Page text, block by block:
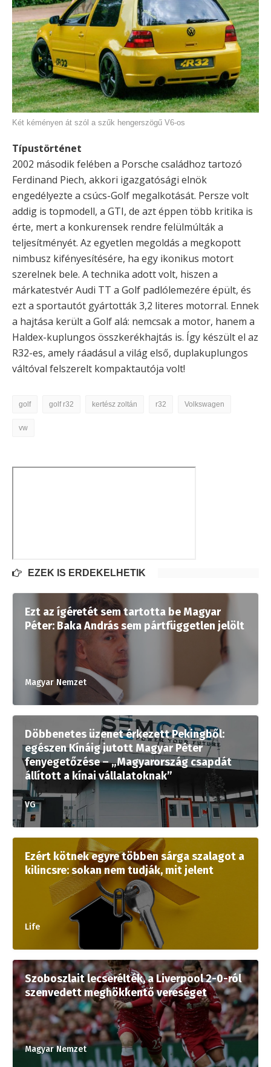
Két kéményen át szól a szűk hengerszögű V6-os
Típustörténet
2002 második felében a Porsche családhoz tartozó
Ferdinand Piech, akkori igazgatósági elnök
engedélyezte a csúcs-Golf megalkotását. Persze volt
addig is topmodell, a GTI, de azt éppen több kritika is
érte, mert a konkurensek rendre felülmúlták a
teljesítményét. Az egyetlen megoldás a megkopott
nimbusz kifényesítésére, ha egy ikonikus motort
szerelnek bele. A technika adott volt, hiszen a
márkatestvér Audi TT a Golf padlólemezére épült, és
ezt a sportautót gyártották 3,2 literes motorral. Ennek
a hajtása került a Golf alá: nemcsak a motor, hanem a
Haldex-kuplungos összkerékhajtás is. Így készült el az
R32-es, amely ráadásul a világ első, duplakuplungos
váltóval felszerelt kompaktautója volt!
golf golf r32 kertész zoltán r32 Volkswagen
vw
EZEK IS ÉRDEKELHETIK
Ezt az ígéretét sem tartotta be Magyar
Péter: Baka András sem pártfüggetlen jelölt
Magyar Nemzet
Döbbenetes üzenet érkezett Pekingből:
egészen Kínáig jutott Magyar Péter
fenyegetőzése – „Magyarország csapdát
állított a kínai vállalatoknak”
VG
Ezért kötnek egyre többen sárga szalagot a
kilincsre: sokan nem tudják, mit jelent
Life
Szoboszlait lecserélték, a Liverpool 2-0-ról
szenvedett meghökkentő vereséget
Magyar Nemzet